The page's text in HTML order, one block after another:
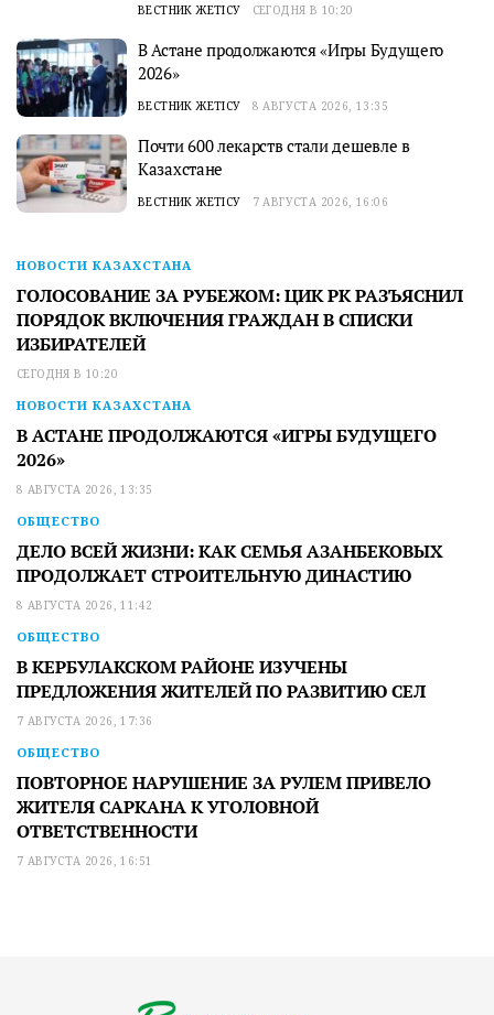
ВЕСТНИК ЖЕТІСУ СЕГОДНЯ В 10:20
В Астане продолжаются «Игры Будущего
2026»
ВЕСТНИК ЖЕТІСУ 8 АВГУСТА 2026, 13:35
Почти 600 лекарств стали дешевле в
Казахстане
ВЕСТНИК ЖЕТІСУ 7 АВГУСТА 2026, 16:06
НОВОСТИ КАЗАХСТАНА
ГОЛОСОВАНИЕ ЗА РУБЕЖОМ: ЦИК РК РАЗЪЯСНИЛ
ПОРЯДОК ВКЛЮЧЕНИЯ ГРАЖДАН В СПИСКИ
ИЗБИРАТЕЛЕЙ
СЕГОДНЯ В 10:20
НОВОСТИ КАЗАХСТАНА
В АСТАНЕ ПРОДОЛЖАЮТСЯ «ИГРЫ БУДУЩЕГО
2026»
8 АВГУСТА 2026, 13:35
ОБЩЕСТВО
ДЕЛО ВСЕЙ ЖИЗНИ: КАК СЕМЬЯ АЗАНБЕКОВЫХ
ПРОДОЛЖАЕТ СТРОИТЕЛЬНУЮ ДИНАСТИЮ
8 АВГУСТА 2026, 11:42
ОБЩЕСТВО
В КЕРБУЛАКСКОМ РАЙОНЕ ИЗУЧЕНЫ
ПРЕДЛОЖЕНИЯ ЖИТЕЛЕЙ ПО РАЗВИТИЮ СЕЛ
7 АВГУСТА 2026, 17:36
ОБЩЕСТВО
ПОВТОРНОЕ НАРУШЕНИЕ ЗА РУЛЕМ ПРИВЕЛО
ЖИТЕЛЯ САРКАНА К УГОЛОВНОЙ
ОТВЕТСТВЕННОСТИ
7 АВГУСТА 2026, 16:51